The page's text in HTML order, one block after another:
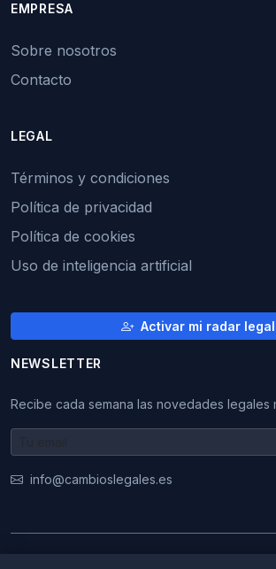
EMPRESA
Sobre nosotros
Contacto
LEGAL
Términos y condiciones
Política de privacidad
Política de cookies
Uso de inteligencia artificial
Activar mi radar legal
NEWSLETTER
Recibe cada semana las novedades legales
info@cambioslegales.es